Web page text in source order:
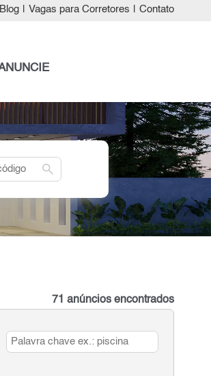
Blog Vagas para Corretores Contato
search
71 anúncios encontrados